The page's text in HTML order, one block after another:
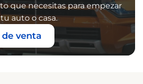
que necesitas para empezar
auto o casa.
venta